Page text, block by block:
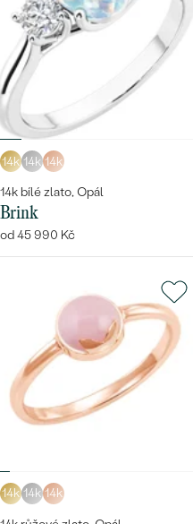
OBJEVIT
14k 14k 14k
14k bílé zlato, Opál
Brink
od 45 990 Kč
14k 14k 14k